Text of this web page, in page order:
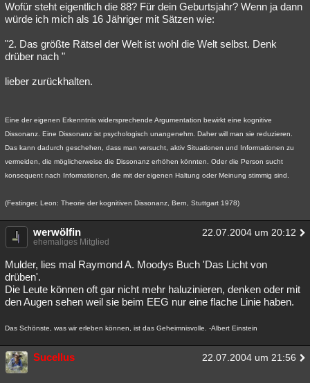
Wofür steht eigentlich die 88? Für dein Geburtsjahr? Wenn ja dann
würde ich mich als 16 Jähriger mit Sätzen wie:
"2. Das größte Rätsel der Welt ist wohl die Welt selbst. Denk
drüber nach "
lieber zurückhalten.
Eine der eigenen Erkenntnis widersprechende Argumentation bewirkt eine kognitive
Dissonanz. Eine Dissonanz ist psychologisch unangenehm. Daher will man sie reduzieren.
Das kann dadurch geschehen, dass man versucht, aktiv Situationen und Informationen zu
vermeiden, die möglicherweise die Dissonanz erhöhen könnten. Oder die Person sucht
konsequent nach Informationen, die mit der eigenen Haltung oder Meinung stimmig sind.
(Festinger, Leon: Theorie der kognitiven Dissonanz, Bern, Stuttgart 1978)
werwölfin 22.07.2004 um 20:12
ehemaliges Mitglied
Mulder, lies mal Raymond A. Moodys Buch 'Das Licht von
drüben'.
Die Leute können oft gar nicht mehr haluzinieren, denken oder mit
den Augen sehen weil sie beim EEG nur eine flache Linie haben.
Das Schönste, was wir erleben können, ist das Geheimnisvolle. -Albert Einstein
Sucellus 22.07.2004 um 21:56